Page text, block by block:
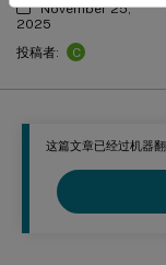
这篇文章已经过机器
November 25,
2025
投稿者:
C